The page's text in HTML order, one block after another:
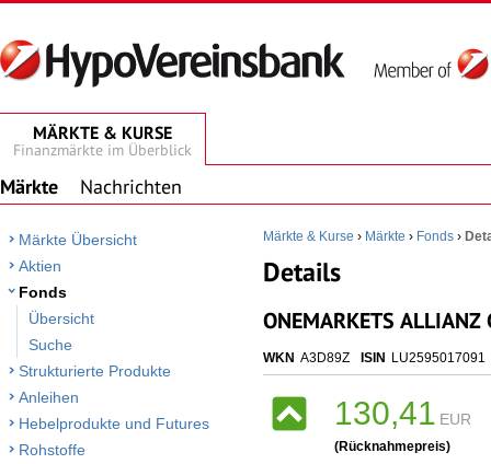
MÄRKTE & KURSE
Finanzmärkte im Überblick
Märkte Nachrichten
Märkte Übersicht
Aktien
Fonds
Übersicht
Suche
Strukturierte Produkte
Anleihen
Hebelprodukte und Futures
Rohstoffe
Märkte & Kurse › Märkte › Fonds ›
Details
ONEMARKETS ALLIANZ
WKN A3D89Z ISIN LU2595017091
130,41 EUR
(Rücknahmepreis)